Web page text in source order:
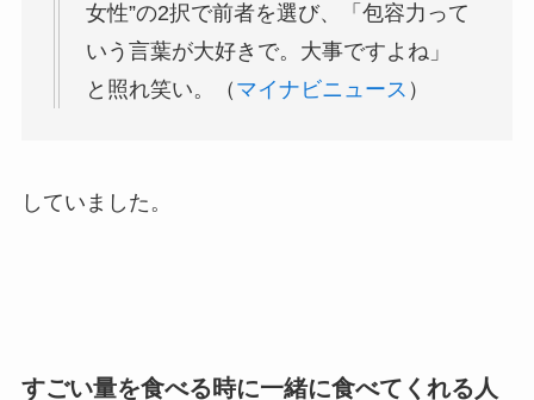
女性”の2択で前者を選び、「包容力って
いう言葉が大好きで。大事ですよね」
と照れ笑い。（ マイナビニュース ）
していました。
すごい量を食べる時に一緒に食べてくれる人